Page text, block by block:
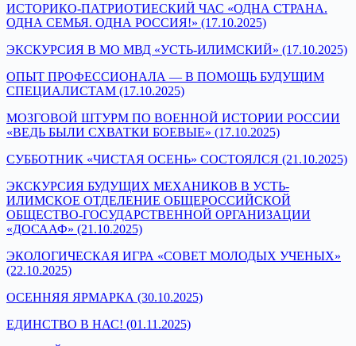
ИСТОРИКО-ПАТРИОТИЕСКИЙ ЧАС «ОДНА СТРАНА.
ОДНА СЕМЬЯ. ОДНА РОССИЯ!» (17.10.2025)
ЭКСКУРСИЯ В МО МВД «УСТЬ-ИЛИМСКИЙ» (17.10.2025)
ОПЫТ ПРОФЕССИОНАЛА — В ПОМОЩЬ БУДУЩИМ
СПЕЦИАЛИСТАМ (17.10.2025)
МОЗГОВОЙ ШТУРМ ПО ВОЕННОЙ ИСТОРИИ РОССИИ
«ВЕДЬ БЫЛИ СХВАТКИ БОЕВЫЕ» (17.10.2025)
СУББОТНИК «ЧИСТАЯ ОСЕНЬ» СОСТОЯЛСЯ (21.10.2025)
ЭКСКУРСИЯ БУДУЩИХ МЕХАНИКОВ В УСТЬ-
ИЛИМСКОЕ ОТДЕЛЕНИЕ ОБЩЕРОССИЙСКОЙ
ОБЩЕСТВО-ГОСУДАРСТВЕННОЙ ОРГАНИЗАЦИИ
«ДОСААФ» (21.10.2025)
ЭКОЛОГИЧЕСКАЯ ИГРА «СОВЕТ МОЛОДЫХ УЧЕНЫХ»
(22.10.2025)
ОСЕННЯЯ ЯРМАРКА (30.10.2025)
ЕДИНСТВО В НАС! (01.11.2025)